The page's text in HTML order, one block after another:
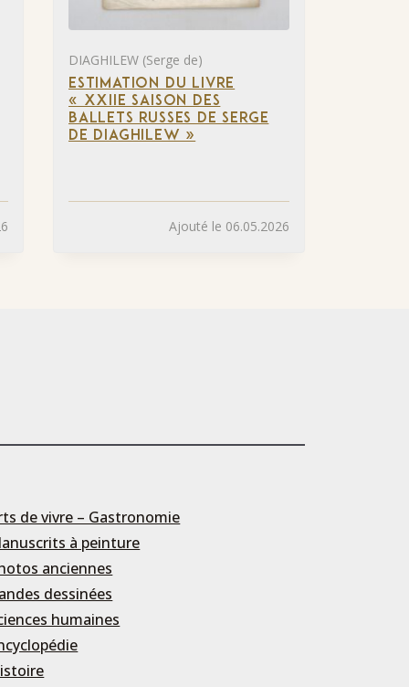
DIAGHILEW (Serge de)
ESTIMATION DU LIVRE
« XXIIE SAISON DES
BALLETS RUSSES DE SERGE
DE DIAGHILEW »
Ajouté le 06.05.2026
de vivre – Gastronomie
à peinture
anciennes
dessinées
humaines